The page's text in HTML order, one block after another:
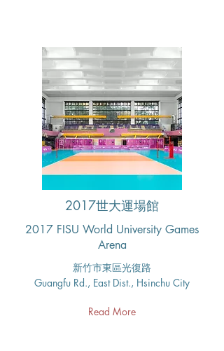
2017世大運場館
2017 FISU World University Games
Arena
新竹市東區光復路
Guangfu Rd., East Dist., Hsinchu City
Read More